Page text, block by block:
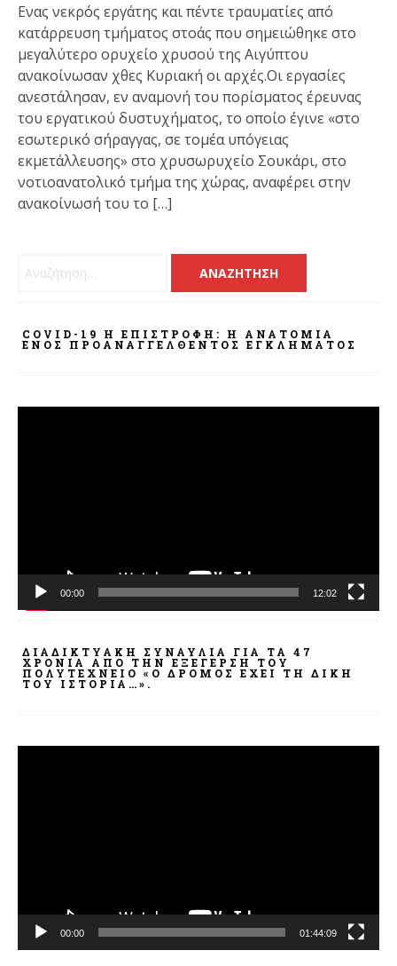
Ενας νεκρός εργάτης και πέντε τραυματίες από
κατάρρευση τμήματος στοάς που σημειώθηκε στο
μεγαλύτερο ορυχείο χρυσού της Αιγύπτου
ανακοίνωσαν χθες Κυριακή οι αρχές.Οι εργασίες
ανεστάλησαν, εν αναμονή του πορίσματος έρευνας
του εργατικού δυστυχήματος, το οποίο έγινε «στο
εσωτερικό σήραγγας, σε τομέα υπόγειας
εκμετάλλευσης» στο χρυσωρυχείο Σουκάρι, στο
νοτιοανατολικό τμήμα της χώρας, αναφέρει στην
ανακοίνωσή του το […]
Αναζήτηση για:
COVID-19 Η ΕΠΙΣΤΡΟΦΗ: Η ΑΝΑΤΟΜΊΑ
ΕΝΌΣ ΠΡΟΑΝΑΓΓΕΛΘΈΝΤΟΣ ΕΓΚΛΉΜΑΤΟΣ
00:00 12:02
ΔΙΑΔΙΚΤΥΑΚΉ ΣΥΝΑΥΛΊΑ ΓΙΑ ΤΑ 47
ΧΡΌΝΙΑ ΑΠΌ ΤΗΝ ΕΞΈΓΕΡΣΗ ΤΟΥ
ΠΟΛΥΤΕΧΝΕΊΟ «Ο ΔΡΌΜΟΣ ΈΧΕΙ ΤΗ ΔΙΚΉ
ΤΟΥ ΙΣΤΟΡΊΑ…».
00:00 01:44:09